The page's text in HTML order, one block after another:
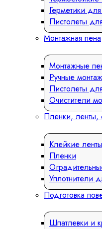
Герметики
Пистолеты
Монтажная пена
Монтажные
Ручные
Пистолеты
Очистители
Пленки, ленты,
Клейкие ленты
Пленки
Уплотнители
Подготовка
Шпатлевки и